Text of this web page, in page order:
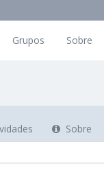
Grupos Sobre
Sobre